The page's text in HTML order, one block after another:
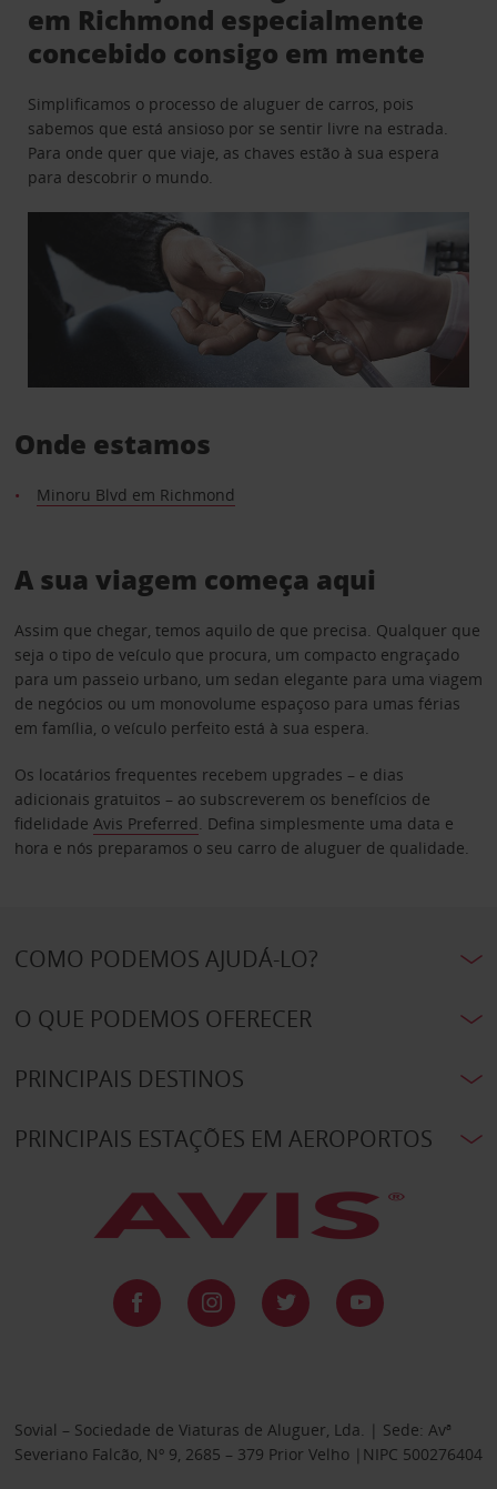
em Richmond especialmente
concebido consigo em mente
Simplificamos o processo de aluguer de carros, pois
sabemos que está ansioso por se sentir livre na estrada.
Para onde quer que viaje, as chaves estão à sua espera
para descobrir o mundo.
Onde estamos
Minoru Blvd em Richmond
A sua viagem começa aqui
Assim que chegar, temos aquilo de que precisa. Qualquer que
seja o tipo de veículo que procura, um compacto engraçado
para um passeio urbano, um sedan elegante para uma viagem
de negócios ou um monovolume espaçoso para umas férias
em família, o veículo perfeito está à sua espera.
Os locatários frequentes recebem upgrades – e dias
adicionais gratuitos – ao subscreverem os benefícios de
fidelidade Avis Preferred. Defina simplesmente uma data e
hora e nós preparamos o seu carro de aluguer de qualidade.
COMO PODEMOS AJUDÁ-LO?
O QUE PODEMOS OFERECER
PRINCIPAIS DESTINOS
PRINCIPAIS ESTAÇÕES EM AEROPORTOS
Sovial – Sociedade de Viaturas de Aluguer, Lda. | Sede: Avª
Severiano Falcão, Nº 9, 2685 – 379 Prior Velho |NIPC 500276404